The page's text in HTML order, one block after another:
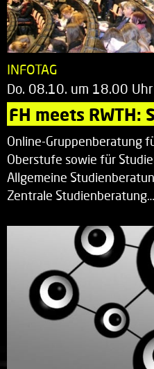
INFOTAG
Do. 08.10. um 18.00 Uhr
FH meets RWTH:
Online-Gruppenberatung
Oberstufe sowie für
Allgemeine
Zentrale Studienberatung…